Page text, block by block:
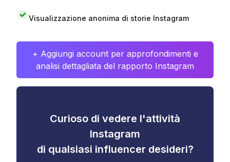
Visualizzazione anonima di storie Instagram
+ Aggiungi account per approfondimenti e
analisi dettagliata del rapporto Instagram
Curioso di vedere l'attività
Instagram
di qualsiasi influencer desideri?